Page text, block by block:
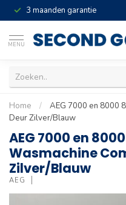
3 maanden garantie
MENU
Home /
AEG 7000 en 8000
Deur Zilver/Blauw
AEG 7000 en
Wasmachine
Zilver/Blauw
AEG